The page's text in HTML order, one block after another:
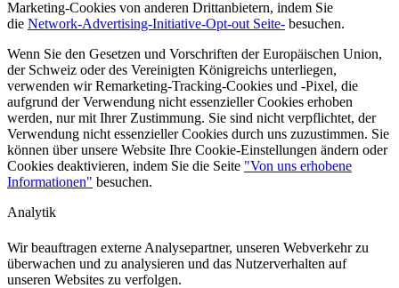
Marketing-Cookies von anderen Drittanbietern, indem Sie
die Network-Advertising-Initiative-Opt-out Seite- besuchen.
Wenn Sie den Gesetzen und Vorschriften der Europäischen Union,
der Schweiz oder des Vereinigten Königreichs unterliegen,
verwenden wir Remarketing-Tracking-Cookies und -Pixel, die
aufgrund der Verwendung nicht essenzieller Cookies erhoben
werden, nur mit Ihrer Zustimmung. Sie sind nicht verpflichtet, der
Verwendung nicht essenzieller Cookies durch uns zuzustimmen. Sie
können über unsere Website Ihre Cookie-Einstellungen ändern oder
Cookies deaktivieren, indem Sie die Seite "Von uns erhobene
Informationen" besuchen.
Analytik
Wir beauftragen externe Analysepartner, unseren Webverkehr zu
überwachen und zu analysieren und das Nutzerverhalten auf
unseren Websites zu verfolgen.